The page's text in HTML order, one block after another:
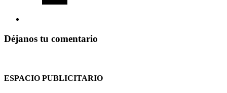
Déjanos tu comentario
ESPACIO PUBLICITARIO